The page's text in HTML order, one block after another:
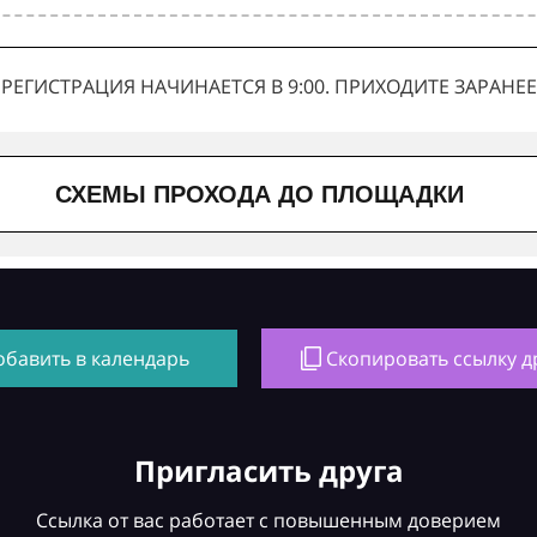
РЕГИСТРАЦИЯ НАЧИНАЕТСЯ В 9:00. ПРИХОДИТЕ ЗАРАНЕЕ
СХЕМЫ ПРОХОДА ДО ПЛОЩАДКИ
в календарь Скопировать ссылку
Пригласить друга
Ссылка от вас работает с повышенным доверием